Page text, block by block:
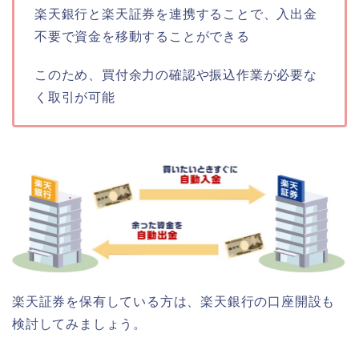
楽天銀行と楽天証券を連携することで、入出金
不要で資金を移動することができる
このため、買付余力の確認や振込作業が必要な
く取引が可能
楽天証券を保有している方は、楽天銀行の口座開設も
検討してみましょう。